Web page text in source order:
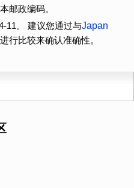
邮政编码。
11。 建议您通过与Japan
行比较来确认准确性。